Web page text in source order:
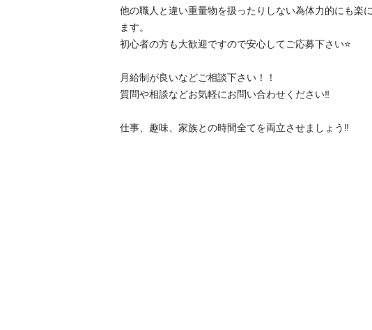
他の職人と違い重量物を扱ったりしない為体力的にも楽
ます。
初心者の方も大歓迎ですので安心してご応募下さい⭐️
月給制が良いなどご相談下さい！！
質問や相談などお気軽にお問い合わせください‼️
仕事、趣味、家族との時間全てを両立させましょう‼︎